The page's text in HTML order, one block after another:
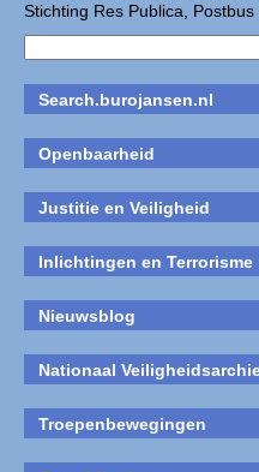
Stichting Res Publica,
Search.burojansen.nl
Openbaarheid
Justitie en Veiligheid
Inlichtingen en Terrorisme
Nieuwsblog
Nationaal
Troepenbewegingen